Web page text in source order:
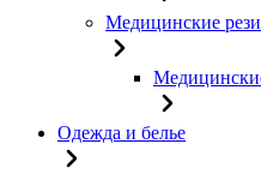
Медицинские
Одежда и белье